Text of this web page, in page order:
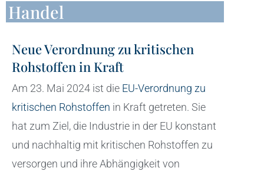
Handel
Neue Verordnung zu kritischen
Rohstoffen in Kraft
Am 23. Mai 2024 ist die EU-Verordnung zu
kritischen Rohstoffen in Kraft getreten. Sie
hat zum Ziel, die Industrie in der EU konstant
und nachhaltig mit kritischen Rohstoffen zu
versorgen und ihre Abhängigkeit von